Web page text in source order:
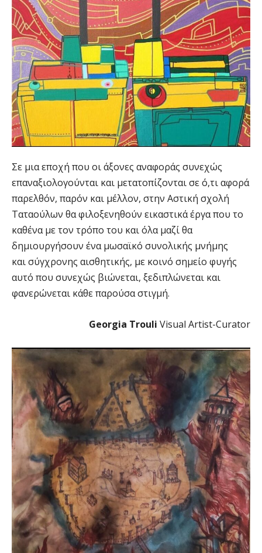
Σε μια εποχή που οι άξονες αναφοράς συνεχώς
επαναξιολογούνται και μετατοπίζονται σε ό,τι αφορά
παρελθόν, παρόν και μέλλον, στην Αστική σχολή
Ταταούλων θα φιλοξενηθούν εικαστικά έργα που το
καθένα με τον τρόπο του και όλα μαζί θα
δημιουργήσουν ένα μωσαϊκό συνολικής μνήμης
και σύγχρονης αισθητικής, με κοινό σημείο φυγής
αυτό που συνεχώς βιώνεται, ξεδιπλώνεται και
φανερώνεται κάθε παρούσα στιγμή.
Georgia Trouli Visual Artist-Curator